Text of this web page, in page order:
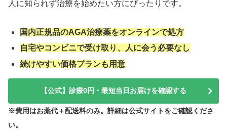
人に知られず治療を始めたい方にぴったりです。
国内正規品のAGA治療薬をオンラインで処方
自宅やコンビニで受け取り、人に会う必要なし
続けやすい価格プランも用意
【公式】診療0円・最短当日お届けを確認する
※費用はお薬代＋配送料のみ。詳細は公式サイトをご確認くださ
い。